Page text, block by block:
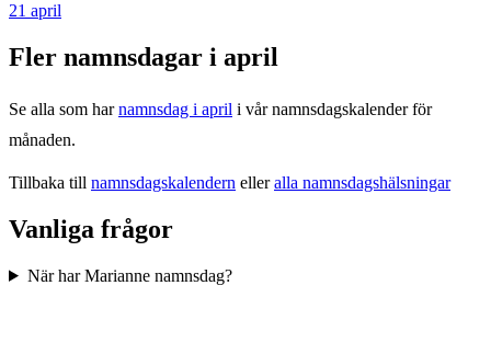
21 april
Fler namnsdagar i april
Se alla som har namnsdag i april i vår namnsdagskalender för
månaden.
Tillbaka till namnsdagskalendern elleralla namnsdagshälsningar
Vanliga frågor
När har Marianne namnsdag?